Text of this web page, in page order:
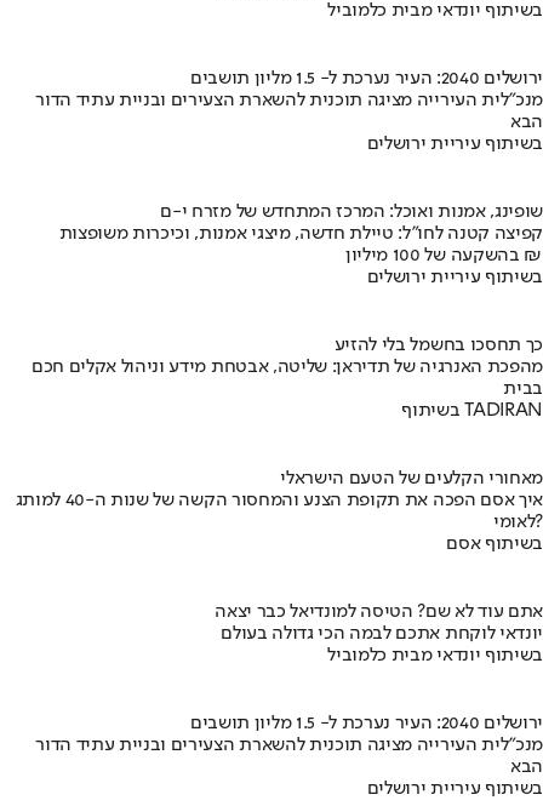
בשיתוף יונדאי מבית כלמוביל
ירושלים 2040: העיר נערכת ל- 1.5 מליון תושבים
מנכ"לית העירייה מציגה תוכנית להשארת הצעירים ובניית עתיד הדור
הבא
בשיתוף עיריית ירושלים
שופינג, אמנות ואוכל: המרכז המתחדש של מזרח י-ם
קפיצה קטנה לחו"ל: טיילת חדשה, מיצגי אמנות, וכיכרות משופצות
בהשקעה של 100 מיליון ₪
בשיתוף עיריית ירושלים
כך תחסכו בחשמל בלי להזיע
מהפכת האנרגיה של תדיראן: שליטה, אבטחת מידע וניהול אקלים חכם
בבית
בשיתוף TADIRAN
מאחורי הקלעים של הטעם הישראלי
איך אסם הפכה את תקופת הצנע והמחסור הקשה של שנות ה-40 למותג
לאומי?
בשיתוף אסם
אתם עוד לא שם? הטיסה למונדיאל כבר יצאה
יונדאי לוקחת אתכם לבמה הכי גדולה בעולם
בשיתוף יונדאי מבית כלמוביל
ירושלים 2040: העיר נערכת ל- 1.5 מליון תושבים
מנכ"לית העירייה מציגה תוכנית להשארת הצעירים ובניית עתיד הדור
הבא
בשיתוף עיריית ירושלים